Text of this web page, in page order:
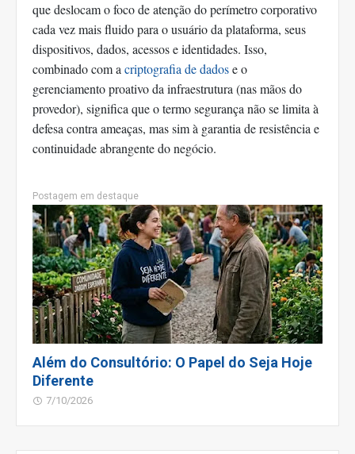
que deslocam o foco de atenção do perímetro corporativo
cada vez mais fluido para o usuário da plataforma, seus
dispositivos, dados, acessos e identidades. Isso,
combinado com acriptografia de dadose o
gerenciamento proativo da infraestrutura (nas mãos do
provedor), significa que o termo segurança não se limita à
defesa contra ameaças, mas sim à garantia de resistência e
continuidade abrangente do negócio.
Postagem em destaque
Além do Consultório: O Papel do Seja Hoje
Diferente
7/10/2026